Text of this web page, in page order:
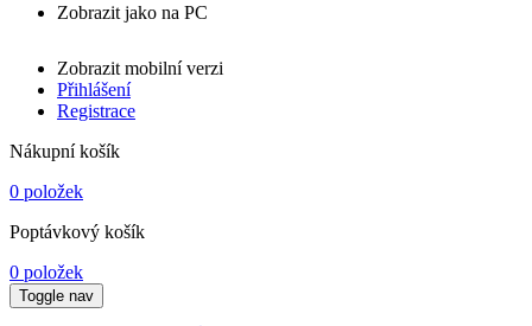
Zobrazit jako na PC
Zobrazit mobilní verzi
Přihlášení
Registrace
Nákupní košík
0 položek
Poptávkový košík
0 položek
Toggle nav